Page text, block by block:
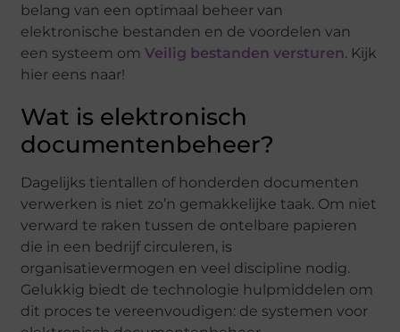
belang van een optimaal beheer van
elektronische bestanden en de voordelen van
een systeem omVeilig bestanden versturen. Kijk
hier eens naar!
Wat is elektronisch
documentenbeheer?
Dagelijks tientallen of honderden documenten
verwerken is niet zo’n gemakkelijke taak. Om niet
verward te raken tussen de ontelbare papieren
die in een bedrijf circuleren, is
organisatievermogen en veel discipline nodig.
Gelukkig biedt de technologie hulpmiddelen om
dit proces te vereenvoudigen: de systemen voor